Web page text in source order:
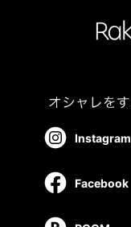
Instagram
Facebook